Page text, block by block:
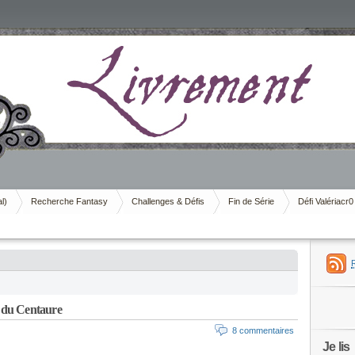
Recherche Fantasy Challenges & Défis Fin de Série Défi Valériacr0
Centaure
8 commentaires
Je lis